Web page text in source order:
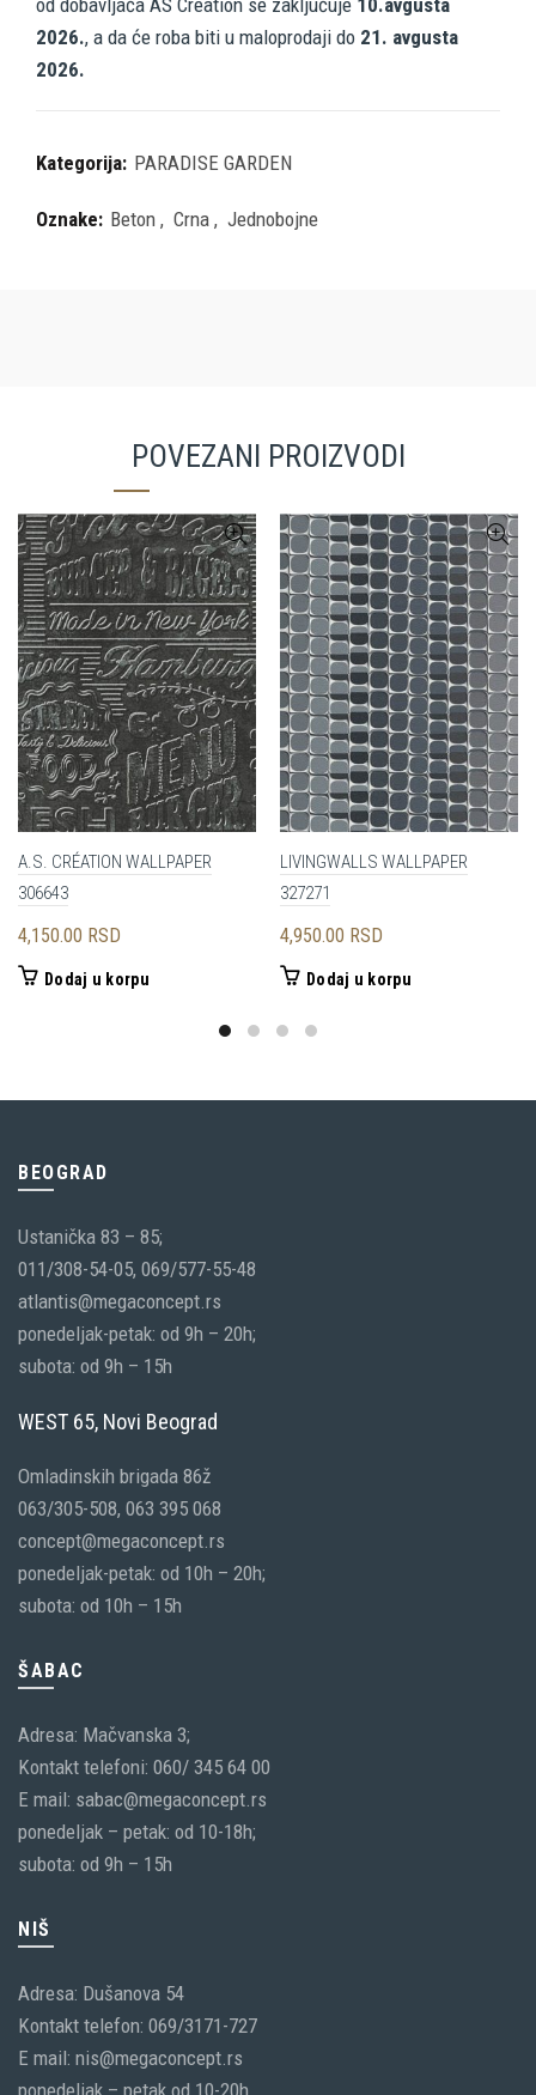
od dobavljača AS Creation se zaključuje 10.avgusta
2026., a da će roba biti u maloprodaji do 21. avgusta
2026.
Kategorija: PARADISE GARDEN
Oznake: Beton , Crna , Jednobojne
POVEZANI PROIZVODI
A.S. CRÉATION WALLPAPER
306643
4,150.00 RSD
Dodaj u korpu
LIVINGWALLS WALLPAPER
327271
4,950.00 RSD
Dodaj u korpu
BEOGRAD
Ustanička 83 – 85;
011/308-54-05, 069/577-55-48
atlantis@megaconcept.rs
ponedeljak-petak: od 9h – 20h;
subota: od 9h – 15h
WEST 65, Novi Beograd
Omladinskih brigada 86ž
063/305-508, 063 395 068
concept@megaconcept.rs
ponedeljak-petak: od 10h – 20h;
subota: od 10h – 15h
ŠABAC
Adresa: Mačvanska 3;
Kontakt telefoni: 060/ 345 64 00
E mail: sabac@megaconcept.rs
ponedeljak – petak: od 10-18h;
subota: od 9h – 15h
NIŠ
Adresa: Dušanova 54
Kontakt telefon: 069/3171-727
E mail: nis@megaconcept.rs
ponedeljak – petak od 10-20h,